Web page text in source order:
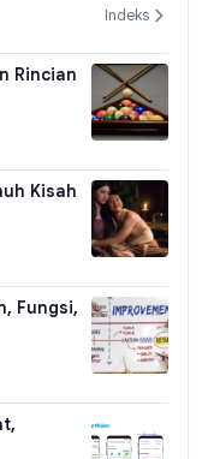
Indeks
Kisah
Fungsi,